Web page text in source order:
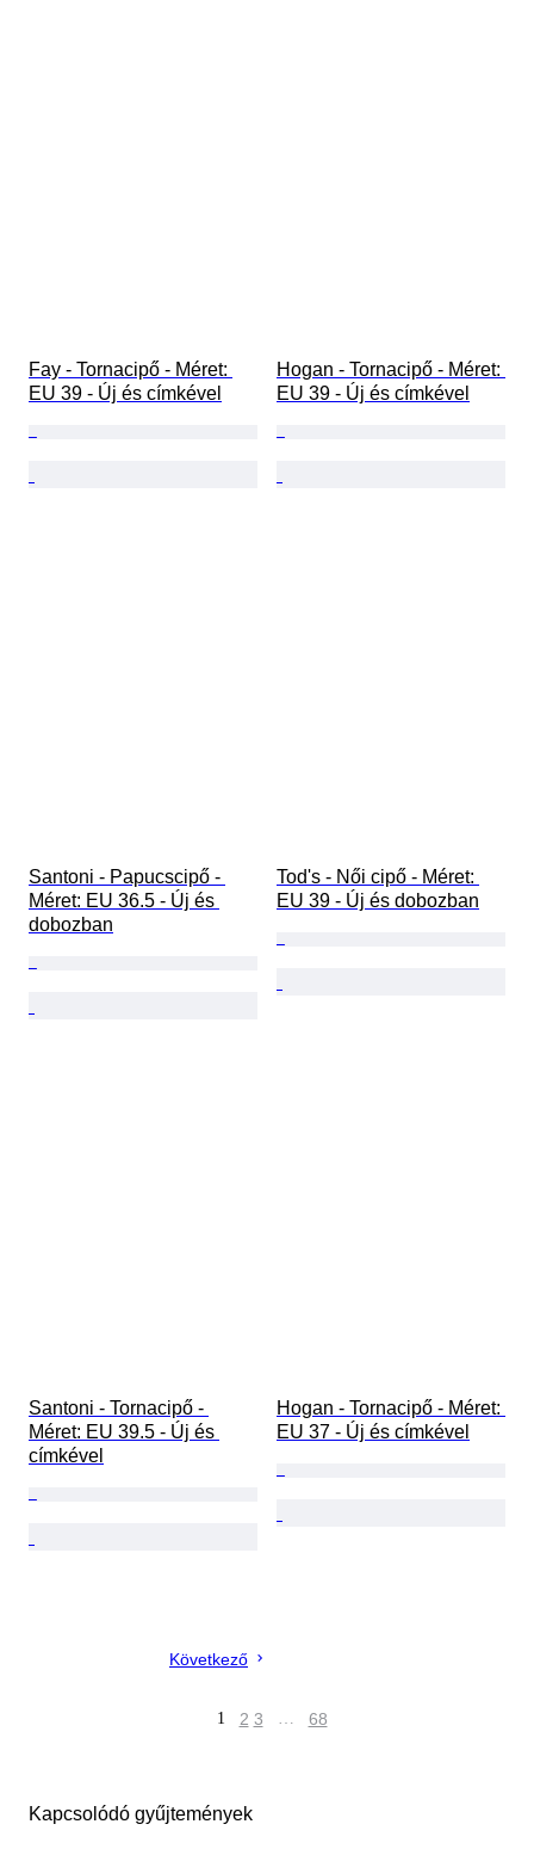
Fay - Tornacipő - Méret:
EU 39 - Új és címkével
Hogan - Tornacipő - Méret:
EU 39 - Új és címkével
Santoni - Papucscipő -
Méret: EU 36.5 - Új és
dobozban
Tod's - Női cipő - Méret:
EU 39 - Új és dobozban
Santoni - Tornacipő -
Méret: EU 39.5 - Új és
címkével
Hogan - Tornacipő - Méret:
EU 37 - Új és címkével
Következő
1 2 3 … 68
Kapcsolódó gyűjtemények